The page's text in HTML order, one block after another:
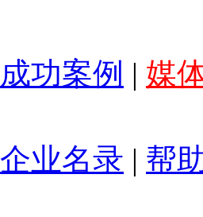
成功案例 | 媒
企业名录 | 帮